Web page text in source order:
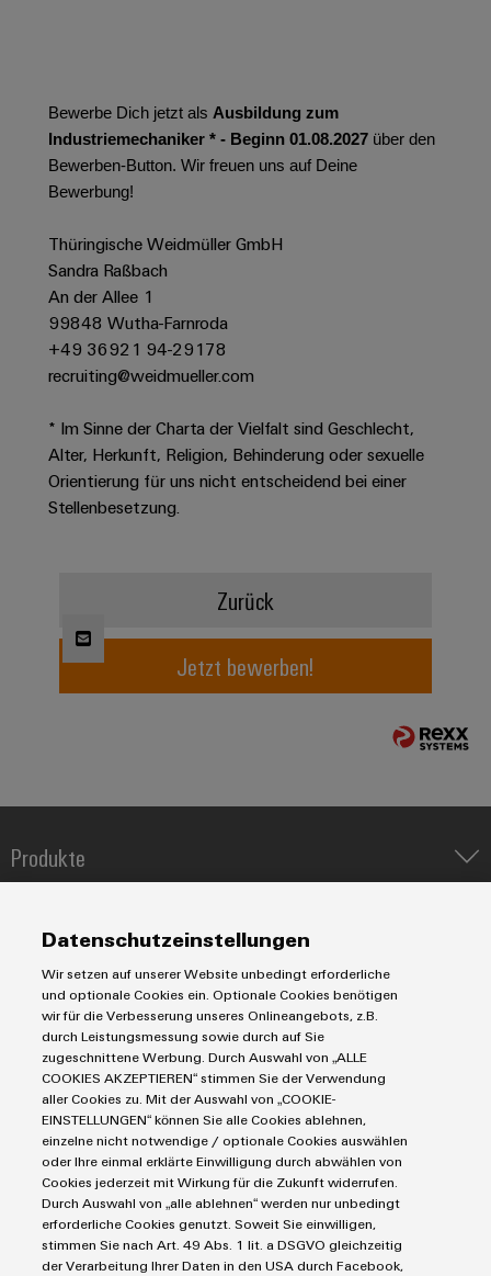
Umfassende
Verbindungslösungen
für
die
maritime
Wasseraufbereitung
&
Abwasseraufbereitung
Lösungen
für
die
und
Abwasserindustrie
Wasserstoff
Wasserstoff
Windenergie
Effizienter
(OEM)
easyConnect
Werkstatt
Zubehör
Werkzeuge
Automaten
Software
Markierer
Industriedrucker
Assemblierungsservice
Modifizierte
Kundenspezifische
Kabelkonfektionierung
Produktinnovationen
Praxisnahe
Verbindungen für
Ihre Industrie.
Unsere Neuheiten
im Bereich
Industrial
Connectivity.
Bewerbe Dich jetzt als Ausbildung zum
Industriemechaniker * - Beginn 01.08.2027 über den
Bewerben-Button. Wir freuen uns auf Deine
Bewerbung!
Thüringische Weidmüller GmbH
Sandra Raßbach
An der Allee 1
99848 Wutha-Farnroda
+49 36921 94-29178
recruiting@weidmueller.com
* Im Sinne der Charta der Vielfalt sind Geschlecht,
Alter, Herkunft, Religion, Behinderung oder sexuelle
Orientierung für uns nicht entscheidend bei einer
Stellenbesetzung.
Zurück
Jetzt bewerben!
Produkte
Koppelrelais
Leiterplattensteckverbinder und Leiterplattenklemmen
Markierungssysteme
Reihenklemmen
Stromversorgungen
Industrial IoT
Industrial Security
Single Pair Ethernet
Smart Metering
SNAP IN Anschlusstechnologie
Workplace Solutions
Service
Connectivity Consulting
eShop / Digitale Bestellmöglichkeiten
Engineering-Daten
PCB Connector Services
Support Center
Technische Produktkataloge
Weidmüller Configurator
Industrien
Datencenter
Gerätehersteller
Maschinenbau
Photovoltaik
Wasserstoff
Weidmüller Industry Match
Impressum
Einkaufs- /Lieferanteninformationen
Datenschutzerklärung
Cookie Richtlinie
Datenschutzeinstellungen
Wir setzen auf unserer Website unbedingt erforderliche
und optionale Cookies ein. Optionale Cookies benötigen
wir für die Verbesserung unseres Onlineangebots, z.B.
durch Leistungsmessung sowie durch auf Sie
zugeschnittene Werbung. Durch Auswahl von „ALLE
COOKIES AKZEPTIEREN“ stimmen Sie der Verwendung
aller Cookies zu. Mit der Auswahl von „COOKIE-
EINSTELLUNGEN“ können Sie alle Cookies ablehnen,
einzelne nicht notwendige / optionale Cookies auswählen
oder Ihre einmal erklärte Einwilligung durch abwählen von
Cookies jederzeit mit Wirkung für die Zukunft widerrufen.
Durch Auswahl von „alle ablehnen“ werden nur unbedingt
erforderliche Cookies genutzt. Soweit Sie einwilligen,
stimmen Sie nach Art. 49 Abs. 1 lit. a DSGVO gleichzeitig
der Verarbeitung Ihrer Daten in den USA durch Facebook,